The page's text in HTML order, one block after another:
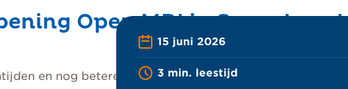
15 juni 2026
3 min. leestijd
Open MRI in
en nog betere beeldkwaliteit: dat is wat de